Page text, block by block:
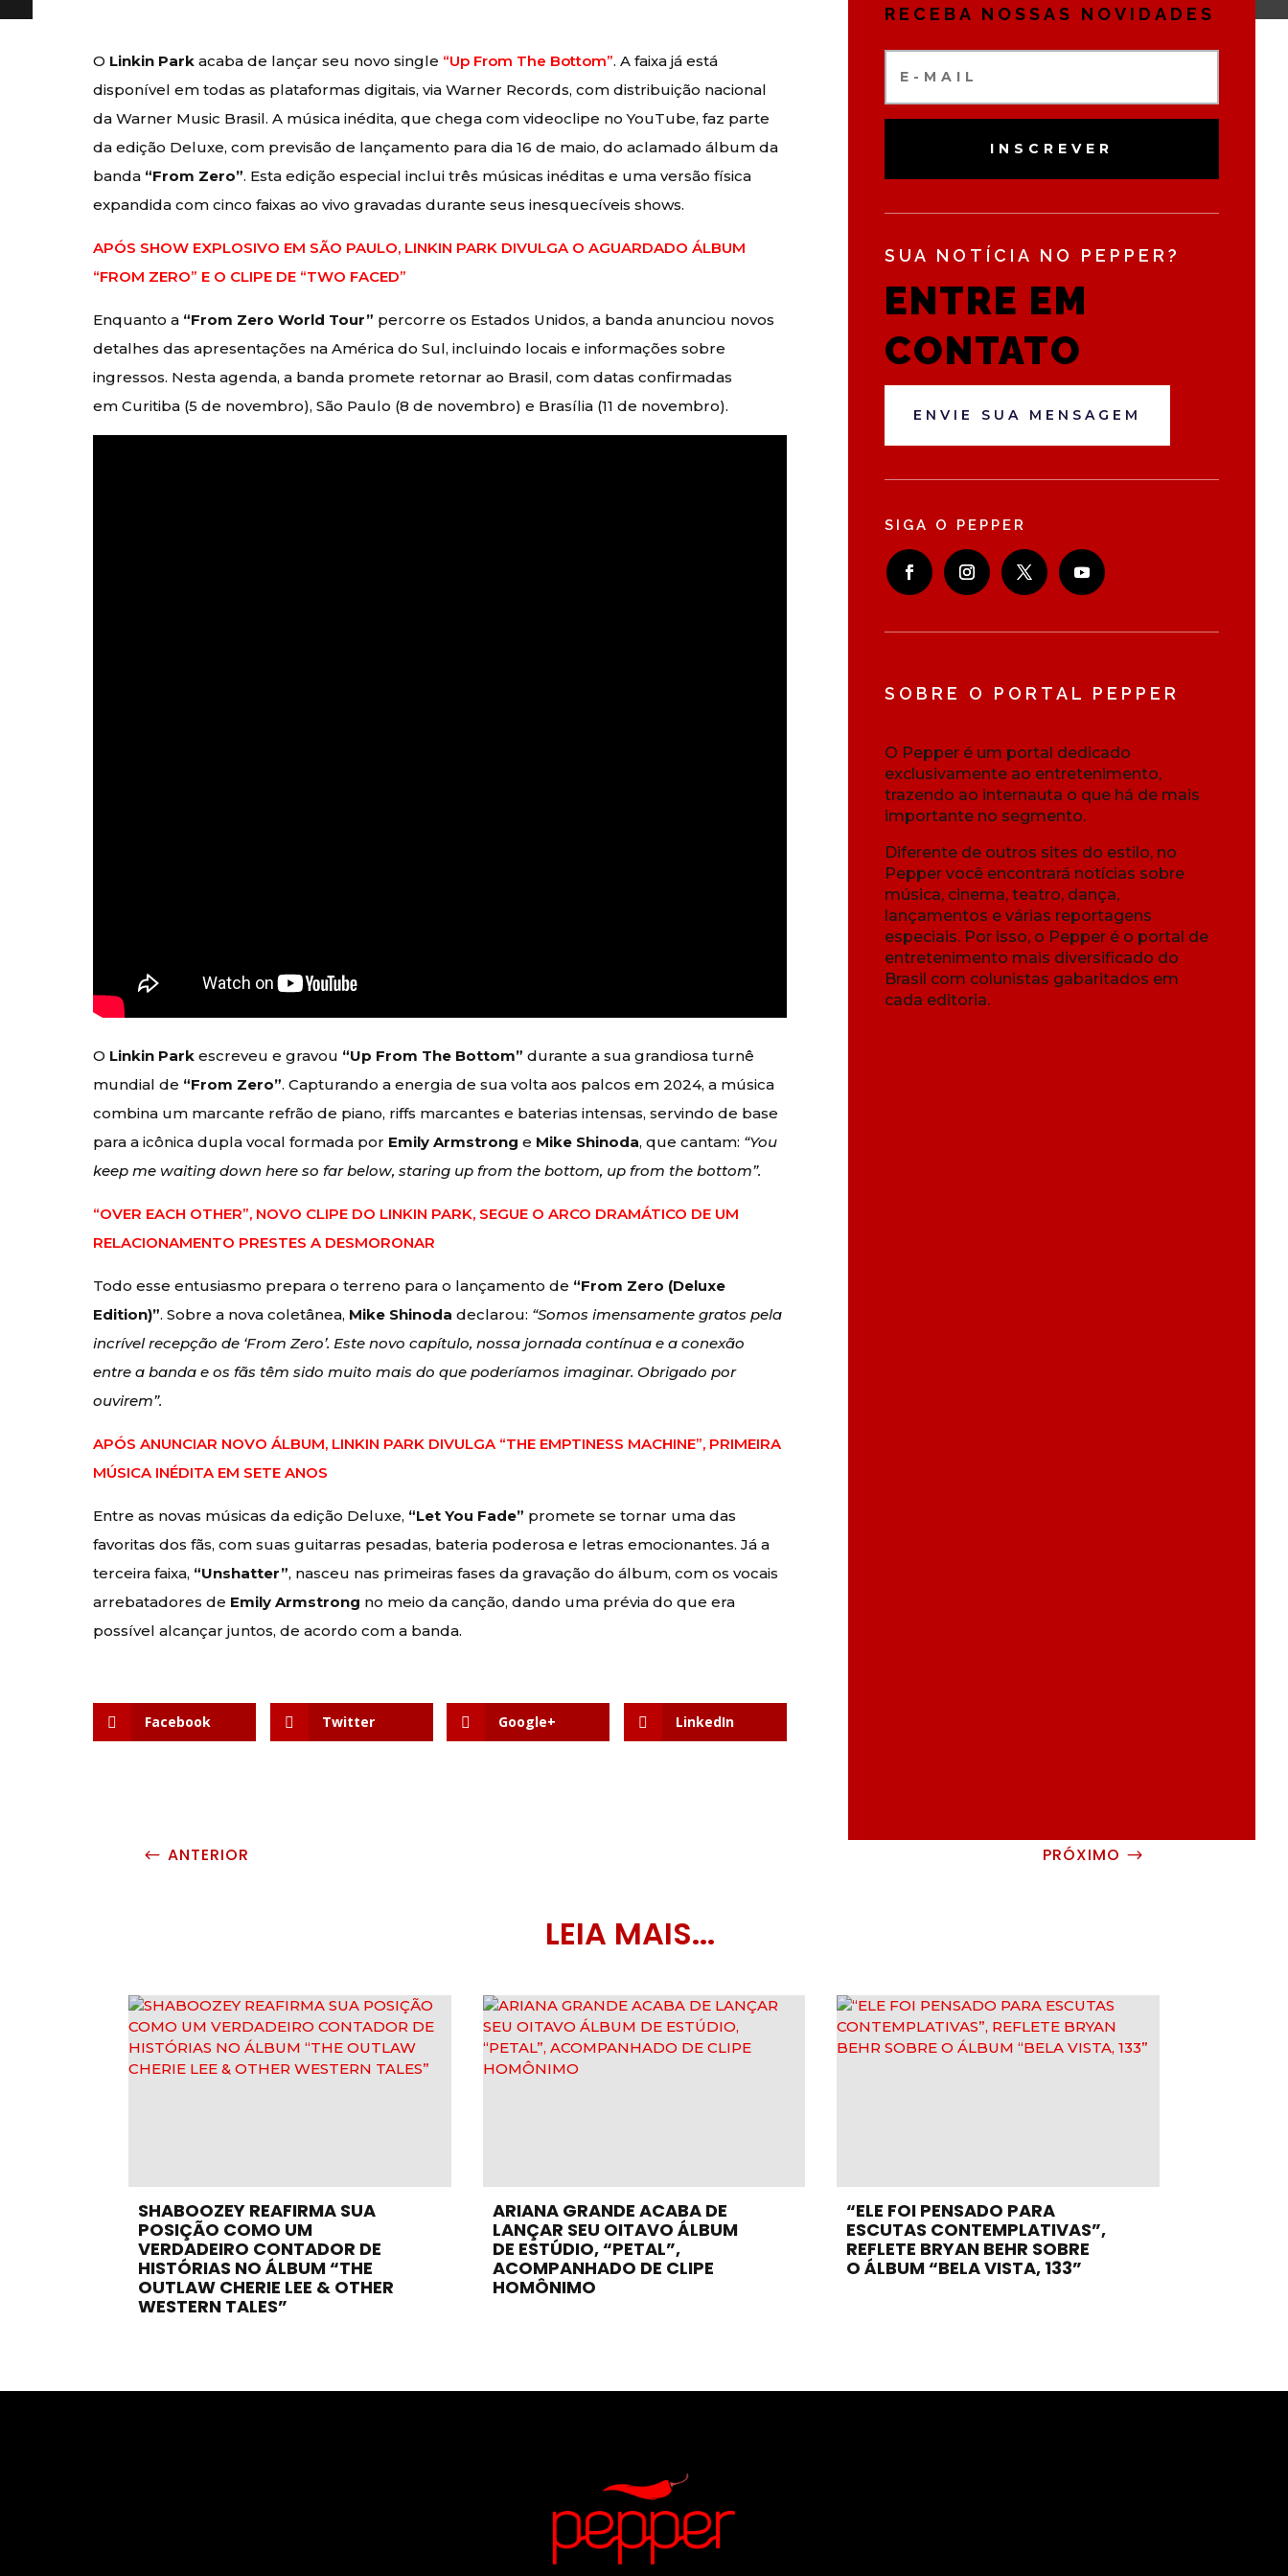
O Linkin Park acaba de lançar seu novo single “Up From The Bottom”. A faixa já está
disponível em todas as plataformas digitais, via Warner Records, com distribuição nacional
da Warner Music Brasil. A música inédita, que chega com videoclipe no YouTube, faz parte
da edição Deluxe, com previsão de lançamento para dia 16 de maio, do aclamado álbum da
banda “From Zero”. Esta edição especial inclui três músicas inéditas e uma versão física
expandida com cinco faixas ao vivo gravadas durante seus inesquecíveis shows.
APÓS SHOW EXPLOSIVO EM SÃO PAULO, LINKIN PARK DIVULGA O AGUARDADO ÁLBUM
“FROM ZERO” E O CLIPE DE “TWO FACED”
Enquanto a “From Zero World Tour” percorre os Estados Unidos, a banda anunciou novos
detalhes das apresentações na América do Sul, incluindo locais e informações sobre
ingressos. Nesta agenda, a banda promete retornar ao Brasil, com datas confirmadas
em Curitiba (5 de novembro), São Paulo (8 de novembro) e Brasília (11 de novembro).
O Linkin Park escreveu e gravou “Up From The Bottom” durante a sua grandiosa turnê
mundial de “From Zero”. Capturando a energia de sua volta aos palcos em 2024, a música
combina um marcante refrão de piano, riffs marcantes e baterias intensas, servindo de base
para a icônica dupla vocal formada por Emily Armstrong e Mike Shinoda, que cantam: “You
keep me waiting down here so far below, staring up from the bottom, up from the bottom”.
“OVER EACH OTHER”, NOVO CLIPE DO LINKIN PARK, SEGUE O ARCO DRAMÁTICO DE UM
RELACIONAMENTO PRESTES A DESMORONAR
Todo esse entusiasmo prepara o terreno para o lançamento de “From Zero (Deluxe
Edition)”. Sobre a nova coletânea, Mike Shinoda declarou: “Somos imensamente gratos pela
incrível recepção de ‘From Zero’. Este novo capítulo, nossa jornada contínua e a conexão
entre a banda e os fãs têm sido muito mais do que poderíamos imaginar. Obrigado por
ouvirem”.
APÓS ANUNCIAR NOVO ÁLBUM, LINKIN PARK DIVULGA “THE EMPTINESS MACHINE”, PRIMEIRA
MÚSICA INÉDITA EM SETE ANOS
Entre as novas músicas da edição Deluxe, “Let You Fade” promete se tornar uma das
favoritas dos fãs, com suas guitarras pesadas, bateria poderosa e letras emocionantes. Já a
terceira faixa, “Unshatter”, nasceu nas primeiras fases da gravação do álbum, com os vocais
arrebatadores de Emily Armstrong no meio da canção, dando uma prévia do que era
possível alcançar juntos, de acordo com a banda.
Facebook Twitter Google+ LinkedIn
RECEBA NOSSAS NOVIDADES
INSCREVER
SUA NOTÍCIA NO PEPPER?
ENTRE EM
CONTATO
ENVIE SUA MENSAGEM
SIGA O PEPPER
SOBRE O PORTAL PEPPER
O Pepper é um portal dedicado
exclusivamente ao entretenimento,
trazendo ao internauta o que há de mais
importante no segmento.
Diferente de outros sites do estilo, no
Pepper você encontrará notícias sobre
música, cinema, teatro, dança,
lançamentos e várias reportagens
especiais. Por isso, o Pepper é o portal de
entretenimento mais diversificado do
Brasil com colunistas gabaritados em
cada editoria.
# ANTERIOR PRÓXIMO $
LEIA MAIS...
SHABOOZEY REAFIRMA SUA
POSIÇÃO COMO UM
VERDADEIRO CONTADOR DE
HISTÓRIAS NO ÁLBUM “THE
OUTLAW CHERIE LEE & OTHER
WESTERN TALES”
ARIANA GRANDE ACABA DE
LANÇAR SEU OITAVO ÁLBUM
DE ESTÚDIO, “PETAL”,
ACOMPANHADO DE CLIPE
HOMÔNIMO
“ELE FOI PENSADO PARA
ESCUTAS CONTEMPLATIVAS”,
REFLETE BRYAN BEHR SOBRE
O ÁLBUM “BELA VISTA, 133”